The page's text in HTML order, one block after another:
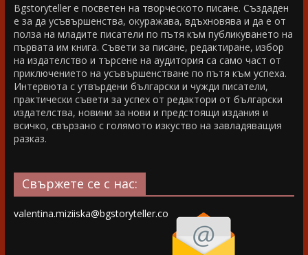
Bgstoryteller е посветен на творческото писане. Създаден
е за да усъвършенства, окуражава, вдъхновява и да е от
полза на младите писатели по пътя към публикуването на
първата им книга. Съвети за писане, редактиране, избор
на издателство и търсене на аудитория са само част от
приключението на усъвършенстване по пътя към успеха.
Интервюта с утвърдени български и чужди писатели,
практически съвети за успех от редактори от български
издателства, новини за нови и предстоящи издания и
всичко, свързано с голямото изкуство на завладяващия
разказ.
Свържете се с нас:
valentina.miziiska@bgstoryteller.co